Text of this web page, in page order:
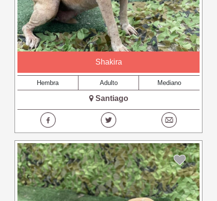
Shakira
Hembra Adulto Mediano
Santiago